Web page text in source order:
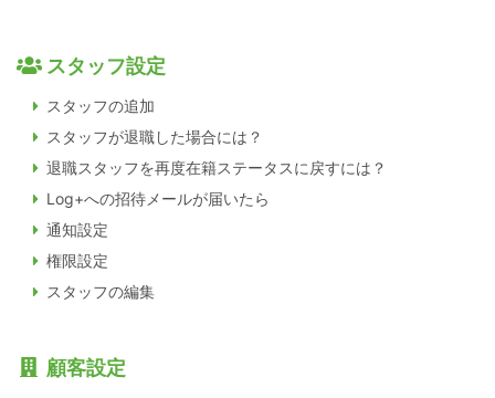
スタッフ設定
スタッフの追加
スタッフが退職した場合には？
退職スタッフを再度在籍ステータスに戻すには？
Log+への招待メールが届いたら
通知設定
権限設定
スタッフの編集
顧客設定